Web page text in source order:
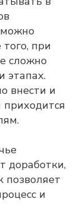
можно
при
сложно
этапах.
внести и
доработки,
позволяет
и